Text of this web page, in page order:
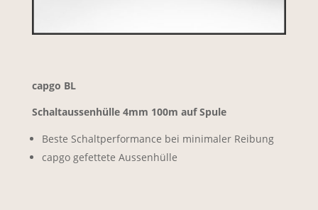
capgo BL
Schaltaussenhülle 4mm 100m auf Spule
Beste Schaltperformance bei minimaler Reibung
capgo gefettete Aussenhülle